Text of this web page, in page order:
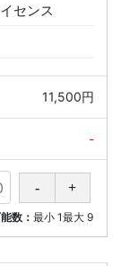
センス
11,500円
-
数：最小 1最大 9